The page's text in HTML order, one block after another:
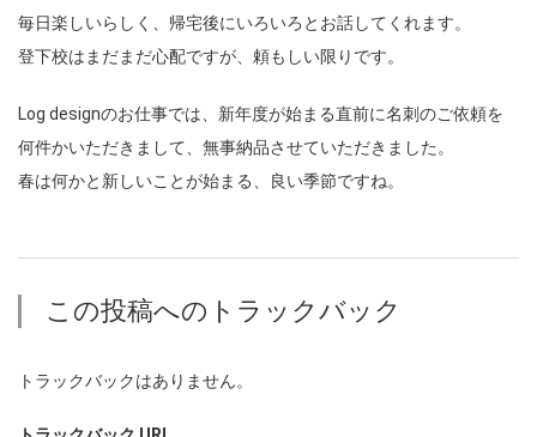
毎日楽しいらしく、帰宅後にいろいろとお話してくれます。
登下校はまだまだ心配ですが、頼もしい限りです。
Log designのお仕事では、新年度が始まる直前に名刺のご依頼を
何件かいただきまして、無事納品させていただきました。
春は何かと新しいことが始まる、良い季節ですね。
この投稿へのトラックバック
トラックバックはありません。